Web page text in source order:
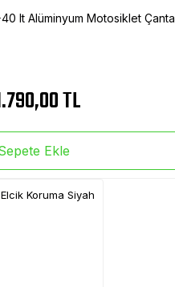
lt Alüminyum Motosiklet
TL
Ekle